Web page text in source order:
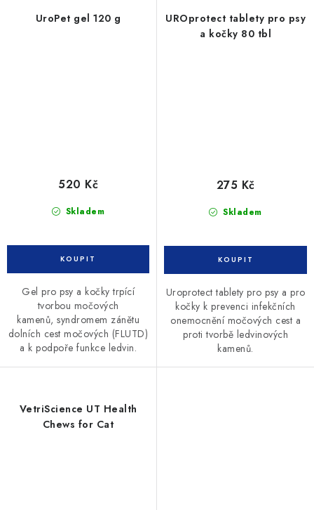
UroPet gel 120 g
Skladem
520 Kč
Gel pro psy a kočky trpící
tvorbou močových
kamenů, syndromem zánětu
dolních cest močových (FLUTD)
a k podpoře funkce ledvin.
UROprotect tablety pro psy
a kočky 80 tbl
Skladem
275 Kč
Uroprotect tablety pro psy a pro
kočky k prevenci infekčních
onemocnění močových cest a
proti tvorbě ledvinových
kamenů.
VetriScience UT Health
Chews for Cat